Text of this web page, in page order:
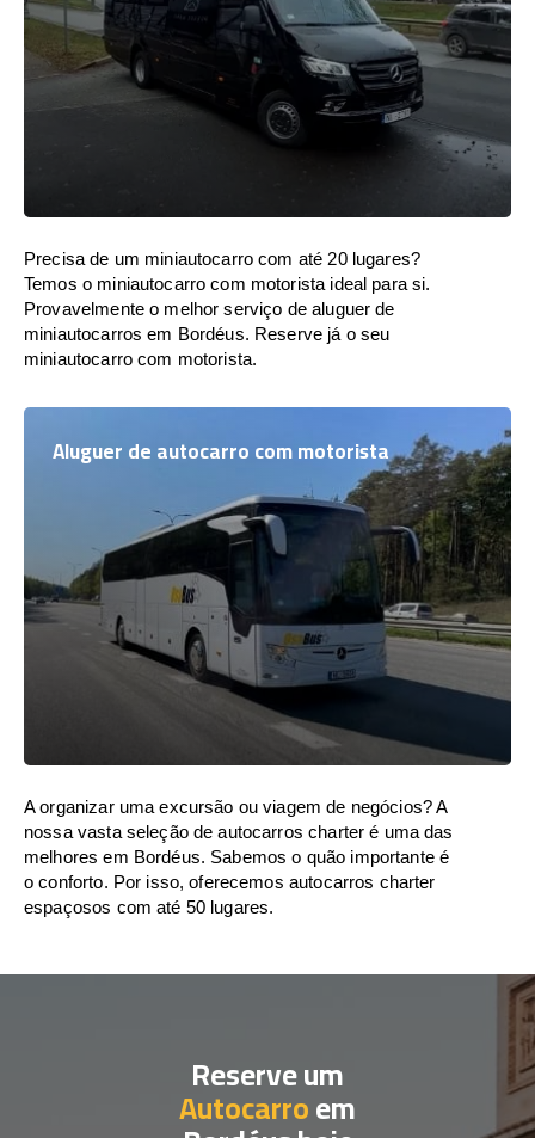
Precisa de um miniautocarro com até 20 lugares?
Temos o miniautocarro com motorista ideal para si.
Provavelmente o melhor serviço de aluguer de
miniautocarros em Bordéus. Reserve já o seu
miniautocarro com motorista.
Aluguer de autocarro com motorista
A organizar uma excursão ou viagem de negócios? A
nossa vasta seleção de autocarros charter é uma das
melhores em Bordéus. Sabemos o quão importante é
o conforto. Por isso, oferecemos autocarros charter
espaçosos com até 50 lugares.
Reserve um
Autocarroem